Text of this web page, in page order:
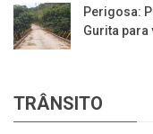
Perigosa:
Gurita
TRÂNSITO